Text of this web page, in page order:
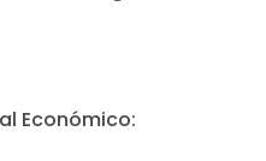
Económico: